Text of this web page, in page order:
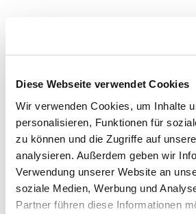
Diese Webseite verwendet Cookies
Wir verwenden Cookies, um Inhalte
personalisieren, Funktionen für
zu können und die Zugriffe auf
analysieren. Außerdem geben wir
Verwendung unserer Website an
soziale Medien, Werbung und
Partner führen diese Informationen